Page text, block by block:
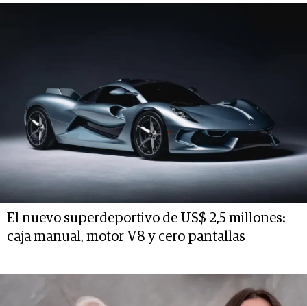
El nuevo superdeportivo de US$ 2,5 millones:
caja manual, motor V8 y cero pantallas